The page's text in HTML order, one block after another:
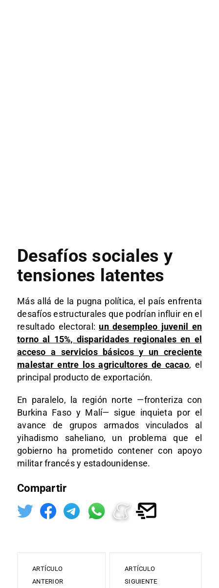
Desafíos sociales y
tensiones latentes
Más allá de la pugna política, el país enfrenta
desafíos estructurales que podrían influir en el
resultado electoral: un desempleo juvenil en
torno al 15%, disparidades regionales en el
acceso a servicios básicos y un creciente
malestar entre los agricultores de cacao, el
principal producto de exportación.
En paralelo, la región norte —fronteriza con
Burkina Faso y Malí— sigue inquieta por el
avance de grupos armados vinculados al
yihadismo saheliano, un problema que el
gobierno ha prometido contener con apoyo
militar francés y estadounidense.
Compartir
ARTÍCULO
ANTERIOR
ARTÍCULO
SIGUIENTE